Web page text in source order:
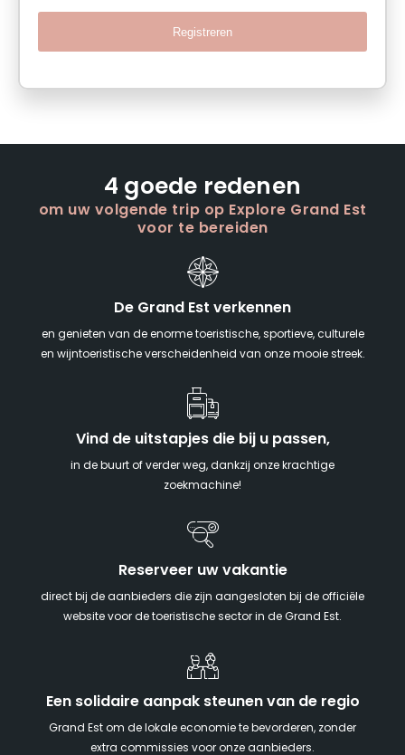
Registreren
4 goede redenen
om uw volgende trip op Explore Grand Est
voor te bereiden
De Grand Est verkennen
en genieten van de enorme toeristische, sportieve, culturele
en wijntoeristische verscheidenheid van onze mooie streek.
Vind de uitstapjes die bij u passen,
in de buurt of verder weg, dankzij onze krachtige
zoekmachine!
Reserveer uw vakantie
direct bij de aanbieders die zijn aangesloten bij de officiële
website voor de toeristische sector in de Grand Est.
Een solidaire aanpak steunen van de regio
Grand Est om de lokale economie te bevorderen, zonder
extra commissies voor onze aanbieders.